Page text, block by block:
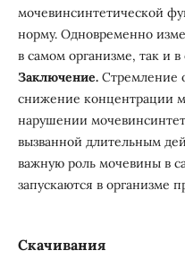
мочевинсинтетической
норму. Одновременно
в самом организме, так и в
Заключение.Стремление
снижение концентрации
нарушении
вызванной длительным
важную роль мочевины в
запускаются в организме
Скачивания